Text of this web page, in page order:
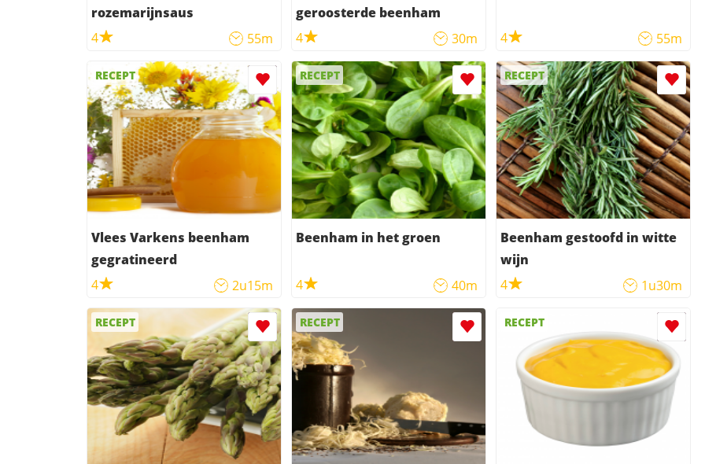
rozemarijnsaus
4
55m
geroosterde beenham
4
30m 4 55m
RECEPT
Vlees Varkens beenham
gegratineerd
4
2u15m
RECEPT
Beenham in het groen
4 40m
RECEPT
Beenham gestoofd in witte
wijn
4
1u30m
RECEPT RECEPT RECEPT